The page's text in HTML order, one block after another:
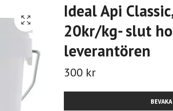
Ideal Api
20kr/kg- slut
leverantören
300 kr
BEVAKA